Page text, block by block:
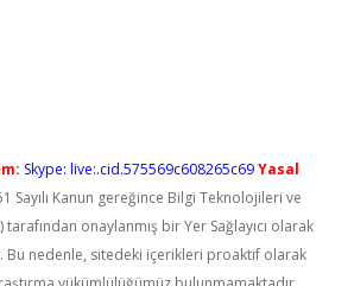
Skype: live:.cid.575569c608265c69Yasal
Sayılı Kanun gereğince Bilgi Teknolojileri ve
onaylanmış bir Yer Sağlayıcı olarak
Bu nedenle, sitedeki içerikleri proaktif olarak